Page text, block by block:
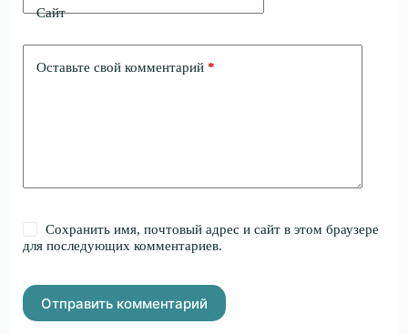
Сайт
Оставьте свой комментарий *
Сохранить имя, почтовый адрес и сайт в этом браузере
для последующих комментариев.
Отправить комментарий